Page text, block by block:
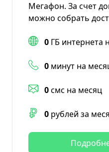
Мегафон. За счет
можно собрать
0 ГБ интернета
0 минут на
0смс на месяц
0 рублей за